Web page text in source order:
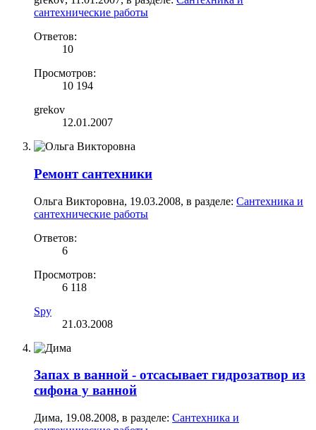
сантехнические работы
Ответов:
10
Просмотров:
10 194
grekov
12.01.2007
Ремонт сантехники
Ольга Викторовна, 19.03.2008, в разделе: Сантехника и
сантехнические работы
Ответов:
6
Просмотров:
6 118
Spy
21.03.2008
Запах в ванной - отсасывает гидрозатвор из
сифона у ванной
Дима, 19.08.2008, в разделе: Сантехника и